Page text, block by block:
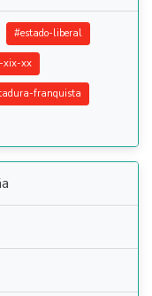
#estado-liberal
xix-xx
franquista